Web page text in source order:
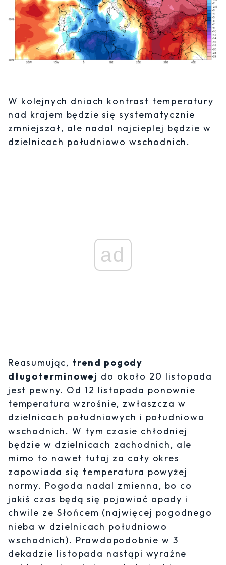
W kolejnych dniach kontrast temperatury
nad krajem będzie się systematycznie
zmniejszał, ale nadal najcieplej będzie w
dzielnicach południowo wschodnich.
ad
Reasumując, trend pogody
długoterminowej do około 20 listopada
jest pewny. Od 12 listopada ponownie
temperatura wzrośnie, zwłaszcza w
dzielnicach południowych i południowo
wschodnich. W tym czasie chłodniej
będzie w dzielnicach zachodnich, ale
mimo to nawet tutaj za cały okres
zapowiada się temperatura powyżej
normy. Pogoda nadal zmienna, bo co
jakiś czas będą się pojawiać opady i
chwile ze Słońcem (najwięcej pogodnego
nieba w dzielnicach południowo
wschodnich). Prawdopodobnie w 3
dekadzie listopada nastąpi wyraźne